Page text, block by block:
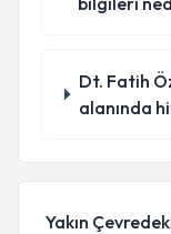
Dt. Fatih
alanında
Yakın